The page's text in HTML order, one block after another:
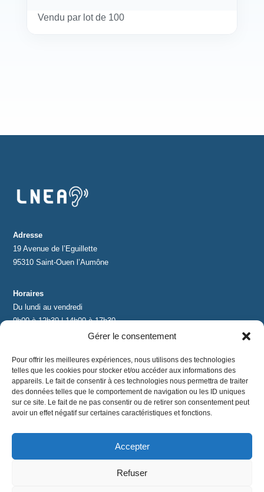
Gérer le consentement
Pour offrir les meilleures expériences, nous utilisons des technologies
telles que les cookies pour stocker et/ou accéder aux informations des
appareils. Le fait de consentir à ces technologies nous permettra de traiter
des données telles que le comportement de navigation ou les ID uniques
sur ce site. Le fait de ne pas consentir ou de retirer son consentement peut
avoir un effet négatif sur certaines caractéristiques et fonctions.
Accepter
Refuser
Vendu par lot de 100
Adresse
19 Avenue de l’Eguillette
95310 Saint-Ouen l’Aumône
Horaires
Du lundi au vendredi
9h00 à 12h30 | 14h00 à 17h30
contact@lnea-audition.com
+33 (0)1 34 67 67 17